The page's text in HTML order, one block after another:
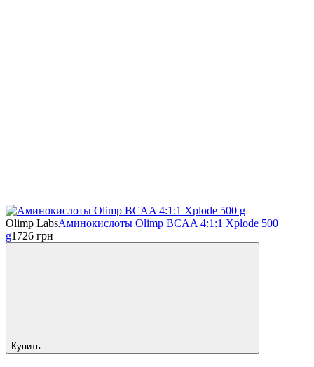
Olimp LabsАминокислоты Olimp BCAA 4:1:1 Xplode 500
g1726 грн
Купить